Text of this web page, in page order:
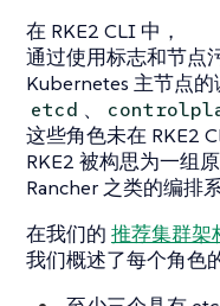
在 RKE2 CLI 中，
通过使用标志和节点
Kubernetes 主节点
etcd 、
这些角色未在 RKE2
RKE2 被构思为一组
Rancher 之类的编排
在我们的 推荐集群架
我们概述了每个角色